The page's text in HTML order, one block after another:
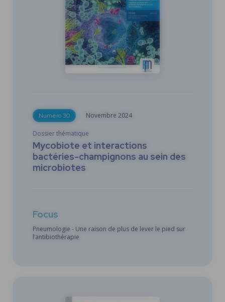
Numéro 30 Novembre 2024
Dossier thématique
Mycobiote et interactions
bactéries-champignons au sein des
microbiotes
Focus
Pneumologie - Une raison de plus de lever le pied sur
l’antibiothérapie